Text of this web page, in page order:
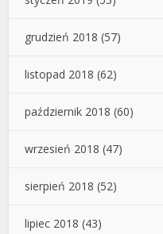
grudzień 2018 (57)
listopad 2018 (62)
październik 2018 (60)
wrzesień 2018 (47)
sierpień 2018 (52)
lipiec 2018 (43)